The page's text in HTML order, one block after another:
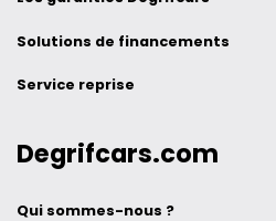
Solutions de financements
Service reprise
Degrifcars.com
Qui sommes-nous ?